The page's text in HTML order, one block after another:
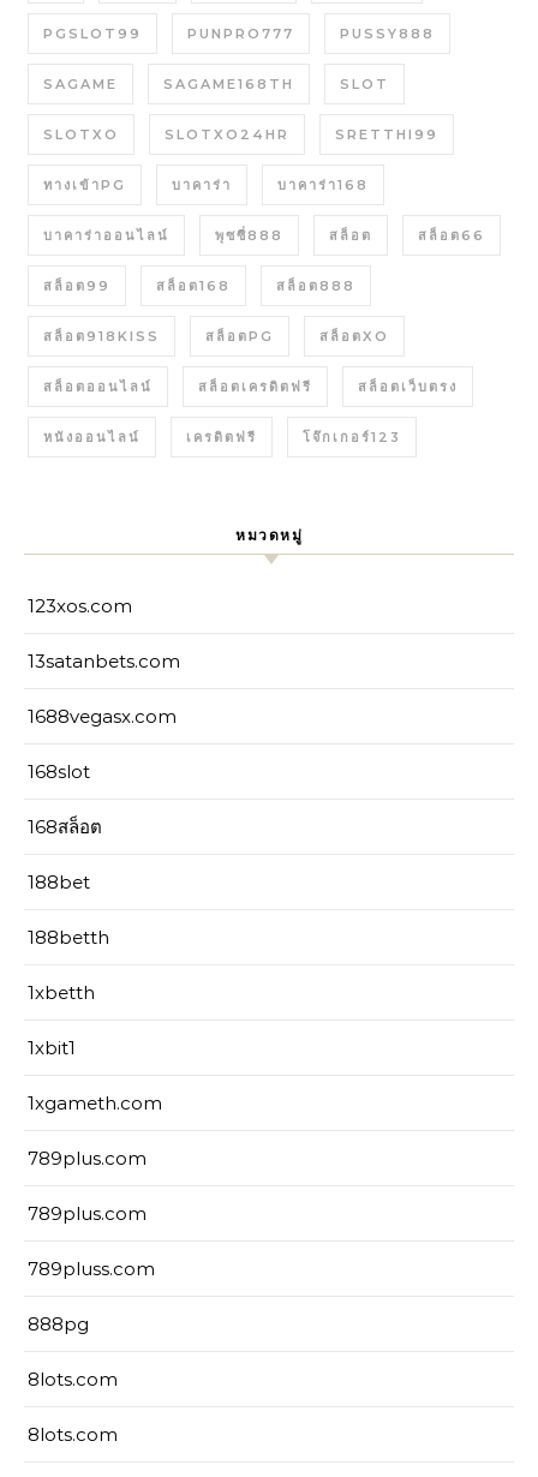
PGSLOT99 PUNPRO777 PUSSY888
SAGAME SAGAME168TH SLOT
SLOTXO SLOTXO24HR SRETTHI99
ทางเข้าPG บาคาร่า บาคาร่า168
บาคาร่าออนไลน์ พุซซี่888 สล็อต สล็อต66
สล็อต99 สล็อต168 สล็อต888
สล็อต918KISS สล็อตPG สล็อตXO
สล็อตออนไลน์ สล็อตเครดิตฟรี สล็อตเว็บตรง
หนังออนไลน์ เครดิตฟรี โจ๊กเกอร์123
หมวดหมู่
123xos.com
13satanbets.com
1688vegasx.com
168slot
168สล็อต
188bet
188betth
1xbetth
1xbit1
1xgameth.com
789plus.com
789plus.com
789pluss.com
888pg
8lots.com
8lots.com